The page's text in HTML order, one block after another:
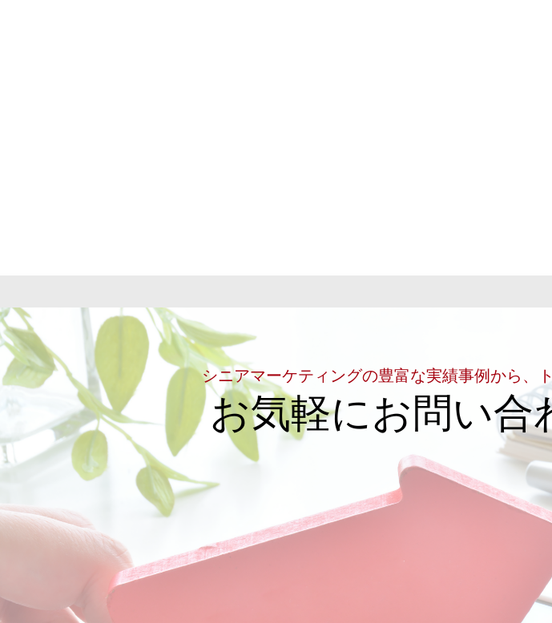
シニアマーケティングの豊富な実績事例から、
お気軽にお問い合